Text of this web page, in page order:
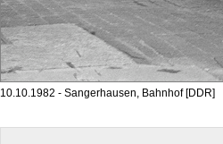
10.10.1982 - Sangerhausen, Bahnhof [DDR]